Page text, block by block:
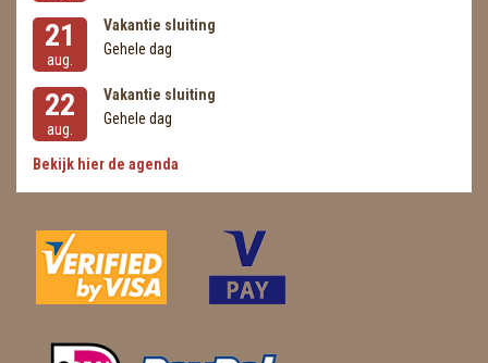
VLINDERS
WIEROOK, OLIE & TOEBEHOREN
ZAKJES WATER ELIXERS
21
aug.
Vakantie sluiting
Gehele dag
22
aug.
Vakantie sluiting
Gehele dag
Bekijk hier de agenda